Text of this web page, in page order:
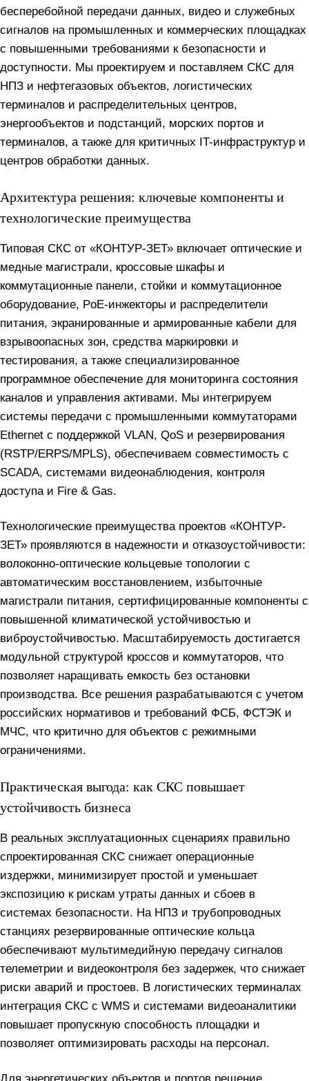
бесперебойной передачи данных, видео и служебных
сигналов на промышленных и коммерческих площадках
с повышенными требованиями к безопасности и
доступности. Мы проектируем и поставляем СКС для
НПЗ и нефтегазовых объектов, логистических
терминалов и распределительных центров,
энергообъектов и подстанций, морских портов и
терминалов, а также для критичных IT-инфраструктур и
центров обработки данных.
Архитектура решения: ключевые компоненты и
технологические преимущества
Типовая СКС от «КОНТУР-ЗЕТ» включает оптические и
медные магистрали, кроссовые шкафы и
коммутационные панели, стойки и коммутационное
оборудование, PoE-инжекторы и распределители
питания, экранированные и армированные кабели для
взрывоопасных зон, средства маркировки и
тестирования, а также специализированное
программное обеспечение для мониторинга состояния
каналов и управления активами. Мы интегрируем
системы передачи с промышленными коммутаторами
Ethernet с поддержкой VLAN, QoS и резервирования
(RSTP/ERPS/MPLS), обеспечиваем совместимость с
SCADA, системами видеонаблюдения, контроля
доступа и Fire & Gas.
Технологические преимущества проектов «КОНТУР-
ЗЕТ» проявляются в надежности и отказоустойчивости:
волоконно-оптические кольцевые топологии с
автоматическим восстановлением, избыточные
магистрали питания, сертифицированные компоненты с
повышенной климатической устойчивостью и
виброустойчивостью. Масштабируемость достигается
модульной структурой кроссов и коммутаторов, что
позволяет наращивать емкость без остановки
производства. Все решения разрабатываются с учетом
российских нормативов и требований ФСБ, ФСТЭК и
МЧС, что критично для объектов с режимными
ограничениями.
Практическая выгода: как СКС повышает
устойчивость бизнеса
В реальных эксплуатационных сценариях правильно
спроектированная СКС снижает операционные
издержки, минимизирует простой и уменьшает
экспозицию к рискам утраты данных и сбоев в
системах безопасности. На НПЗ и трубопроводных
станциях резервированные оптические кольца
обеспечивают мультимедийную передачу сигналов
телеметрии и видеоконтроля без задержек, что снижает
риски аварий и простоев. В логистических терминалах
интеграция СКС с WMS и системами видеоаналитики
повышает пропускную способность площадки и
позволяет оптимизировать расходы на персонал.